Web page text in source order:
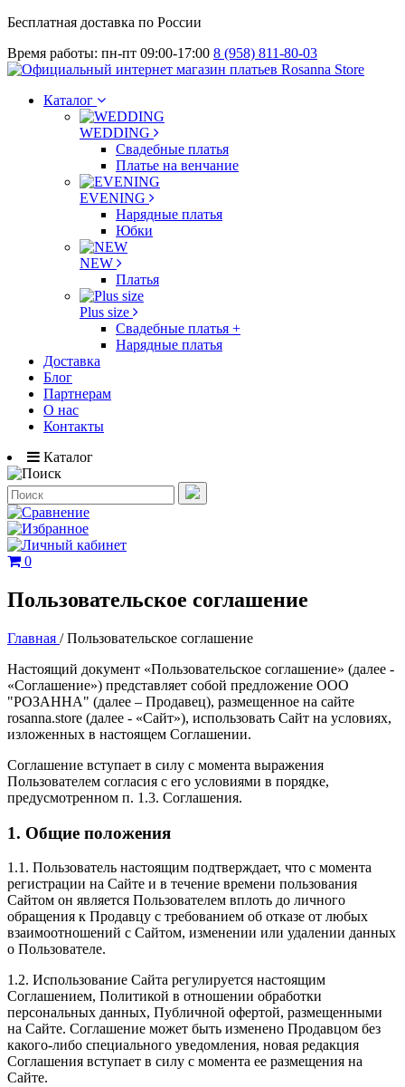
Бесплатная доставка по России
Время работы: пн-пт 09:00-17:00 8 (958) 811-80-03
Каталог
WEDDING
Свадебные платья
Платье на венчание
EVENING
Нарядные платья
Юбки
NEW
Платья
Plus size
Свадебные платья +
Нарядные платья
Доставка
Блог
Партнерам
О нас
Контакты
Каталог
0
Пользовательское соглашение
Главная /Пользовательское соглашение
Настоящий документ «Пользовательское соглашение» (далее -
«Соглашение») представляет собой предложение ООО
"РОЗАННА" (далее – Продавец), размещенное на сайте
rosanna.store (далее - «Сайт»), использовать Сайт на условиях,
изложенных в настоящем Соглашении.
Соглашение вступает в силу с момента выражения
Пользователем согласия с его условиями в порядке,
предусмотренном п. 1.3. Соглашения.
1. Общие положения
1.1. Пользователь настоящим подтверждает, что с момента
регистрации на Сайте и в течение времени пользования
Сайтом он является Пользователем вплоть до личного
обращения к Продавцу с требованием об отказе от любых
взаимоотношений с Сайтом, изменении или удалении данных
о Пользователе.
1.2. Использование Сайта регулируется настоящим
Соглашением, Политикой в отношении обработки
персональных данных, Публичной офертой, размещенными
на Сайте. Соглашение может быть изменено Продавцом без
какого-либо специального уведомления, новая редакция
Соглашения вступает в силу с момента ее размещения на
Сайте.